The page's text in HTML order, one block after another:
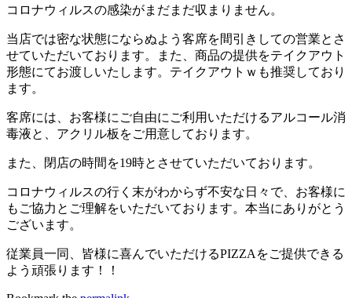
コロナウィルスの感染がまだまだ収まりません。
当店では密な状態にならぬよう客席を間引きしての営業とさ
せていただいております。また、商品の提供をテイクアウト
形態にてお渡しいたします。テイクアウトｗも推奨しており
ます。
客席には、お客様にご自由にご利用いただけるアルコール消
毒液と、アクリル板をご用意しております。
また、閉店の時間を19時とさせていただいております。
コロナウィルスの行く末がわからず不安な日々で、お客様に
もご協力とご理解をいただいております。本当にありがとう
ございます。
従業員一同、皆様に喜んでいただけるPIZZAをご提供できる
よう頑張ります！！